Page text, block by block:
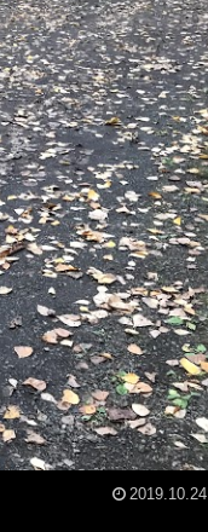
2019.10.24